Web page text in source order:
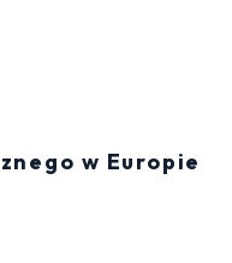
w Europie